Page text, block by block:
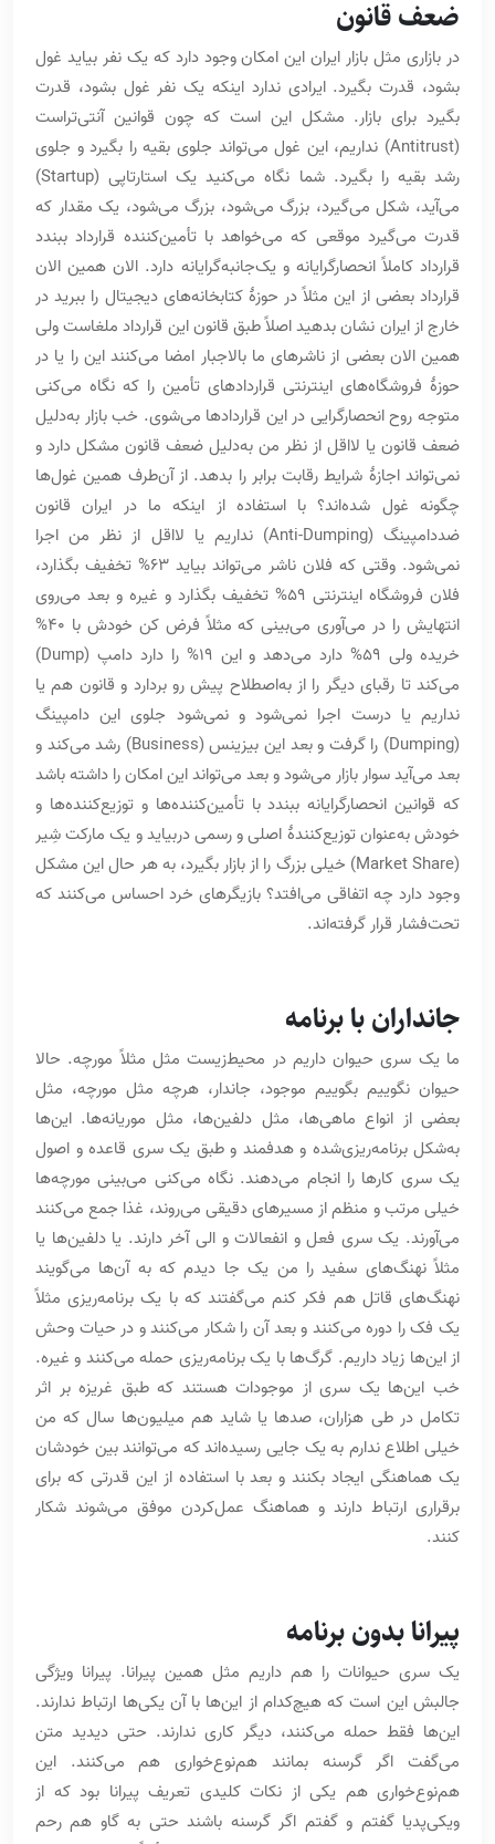
ضعف قانون
در بازاری مثل بازار ایران این امکان وجود دارد که یک نفر بیاید غول
بشود، قدرت بگیرد. ایرادی ندارد اینکه یک نفر غول بشود، قدرت
بگیرد برای بازار. مشکل این است که چون قوانین آنتی‌تراست
(Antitrust) نداریم، این غول می‌تواند جلوی بقیه را بگیرد و جلوی
رشد بقیه را بگیرد. شما نگاه می‌کنید یک استارتاپی (Startup)
می‌آید، شکل می‌گیرد، بزرگ می‌شود، بزرگ می‌شود، یک مقدار که
قدرت می‌گیرد موقعی که می‌خواهد با تأمین‌کننده قرارداد ببندد
قرارداد کاملاً انحصارگرایانه و یک‌جانبه‌گرایانه دارد. الان همین الان
قرارداد بعضی از این مثلاً در حوزۀ کتابخانه‌های دیجیتال را ببرید در
خارج از ایران نشان بدهید اصلاً طبق قانون این قرارداد ملغاست ولی
همین الان بعضی از ناشرهای ما بالاجبار امضا می‌کنند این را یا در
حوزۀ فروشگاه‌های اینترنتی قراردادهای تأمین را که نگاه می‌کنی
متوجه روح انحصارگرایی در این قراردادها می‌شوی. خب بازار به‌دلیل
ضعف قانون یا لااقل از نظر من به‌دلیل ضعف قانون مشکل دارد و
نمی‌تواند اجازۀ شرایط رقابت برابر را بدهد. از آن‌طرف همین غول‌ها
چگونه غول شده‌اند؟ با استفاده از اینکه ما در ایران قانون
ضددامپینگ (Anti-Dumping) نداریم یا لااقل از نظر من اجرا
نمی‌شود. وقتی که فلان ناشر می‌تواند بیاید 63% تخفیف بگذارد،
فلان فروشگاه اینترنتی 59% تخفیف بگذارد و غیره و بعد می‌روی
انتهایش را در می‌آوری می‌بینی که مثلاً فرض کن خودش با 40%
خریده ولی 59% دارد می‌دهد و این 19% را دارد دامپ (Dump)
می‌کند تا رقبای دیگر را از به‌اصطلاح پیش رو بردارد و قانون هم یا
نداریم یا درست اجرا نمی‌شود و نمی‌شود جلوی این دامپینگ
(Dumping) را گرفت و بعد این بیزینس (Business) رشد می‌کند و
بعد می‌آید سوار بازار می‌شود و بعد می‌تواند این امکان را داشته باشد
که قوانین انحصارگرایانه ببندد با تأمین‌کننده‌ها و توزیع‌کننده‌ها و
خودش به‌عنوان توزیع‌کنندۀ اصلی و رسمی دربیاید و یک مارکت شِیر
(Market Share) خیلی بزرگ را از بازار بگیرد، به هر حال این مشکل
وجود دارد چه اتفاقی می‌افتد؟ بازیگرهای خرد احساس می‌کنند که
تحت‌فشار قرار گرفته‌اند.
جانداران با برنامه
ما یک سری حیوان داریم در محیط‌زیست مثل مثلاً مورچه. حالا
حیوان نگوییم بگوییم موجود، جاندار، هرچه مثل مورچه، مثل
بعضی از انواع ماهی‌ها، مثل دلفین‌ها، مثل موریانه‌ها. این‌ها
به‌شکل برنامه‌ریزی‌شده و هدفمند و طبق یک سری قاعده و اصول
یک سری کارها را انجام می‌دهند. نگاه می‌کنی می‌بینی مورچه‌ها
خیلی مرتب و منظم از مسیرهای دقیقی می‌روند، غذا جمع می‌کنند
می‌آورند. یک سری فعل و انفعالات و الی آخر دارند. یا دلفین‌ها یا
مثلاً نهنگ‌های سفید را من یک جا دیدم که به آن‌ها می‌گویند
نهنگ‌های قاتل هم فکر کنم می‌گفتند که با یک برنامه‌ریزی مثلاً
یک فک را دوره می‌کنند و بعد آن را شکار می‌کنند و در حیات وحش
از این‌ها زیاد داریم. گرگ‌ها با یک برنامه‌ریزی حمله می‌کنند و غیره.
خب این‌ها یک سری از موجودات هستند که طبق غریزه بر اثر
تکامل در طی هزاران، صدها یا شاید هم میلیون‌ها سال که من
خیلی اطلاع ندارم به یک جایی رسیده‌اند که می‌توانند بین خودشان
یک هماهنگی ایجاد بکنند و بعد با استفاده از این قدرتی که برای
برقراری ارتباط دارند و هماهنگ عمل‌کردن موفق می‌شوند شکار
کنند.
پیرانا بدون برنامه
یک سری حیوانات را هم داریم مثل همین پیرانا. پیرانا ویژگی
جالبش این است که هیچ‌کدام از این‌ها با آن یکی‌ها ارتباط ندارند.
این‌ها فقط حمله می‌کنند، دیگر کاری ندارند. حتی دیدید متن
می‌گفت اگر گرسنه بمانند هم‌نوع‌خواری هم می‌کنند. این
هم‌نوع‌خواری هم یکی از نکات کلیدی تعریف پیرانا بود که از
ویکی‌پدیا گفتم و گفتم اگر گرسنه باشند حتی به گاو هم رحم